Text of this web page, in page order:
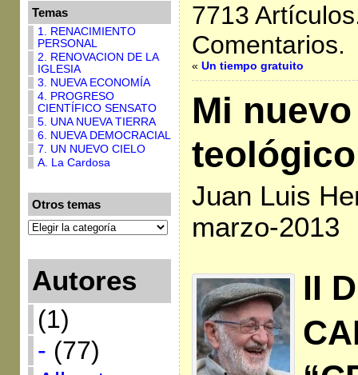
Temas
1. RENACIMIENTO
PERSONAL
2. RENOVACION DE LA
IGLESIA
3. NUEVA ECONOMÍA
4. PROGRESO
CIENTÍFICO SENSATO
5. UNA NUEVA TIERRA
6. NUEVA DEMOCRACIAL
7. UN NUEVO CIELO
A. La Cardosa
Otros temas
Autores
(1)
- (77)
7713
Comentarios.
« Un tiempo gratuito
Mi
Juan Luis
marzo-2013
II